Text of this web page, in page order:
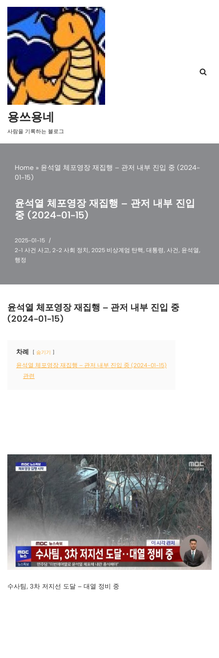
콘
텐
로
건
너
뛰
기
용쓰용네
사람을 기록하는 블로그
Home » 윤석열 체포영장 재집행 – 관저 내부 진입 중 (2024-
01-15)
윤석열 체포영장 재집행 – 관저 내부 진입
중 (2024-01-15)
2025-01-15
2-1 사건 사고, 2-2 사회 정치 , 2025 비상계엄 탄핵 , 대통령 , 사건 , 윤석열 ,
행정
윤석열 체포영장 재집행 – 관저 내부 진입 중
(2024-01-15)
차례 숨기기
윤석열 체포영장 재집행 – 관저 내부 진입 중 (2024-01-15)
관련
수사팀, 3차 저지선 도달 – 대열 정비 중